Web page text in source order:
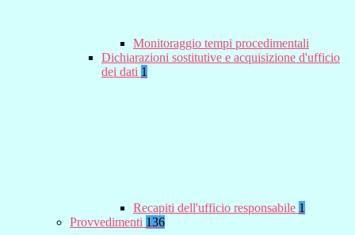
Monitoraggio tempi procedimentali
Dichiarazioni sostitutive e acquisizione d'ufficio
dei dati 1
Recapiti dell'ufficio responsabile 1
Provvedimenti 136